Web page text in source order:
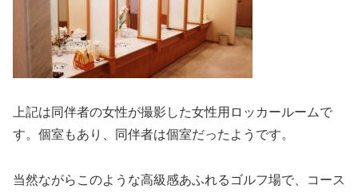
上記は同伴者の女性が撮影した女性用ロッカールームで
す。個室もあり、同伴者は個室だったようです。
当然ながらこのような高級感あふれるゴルフ場で、コース